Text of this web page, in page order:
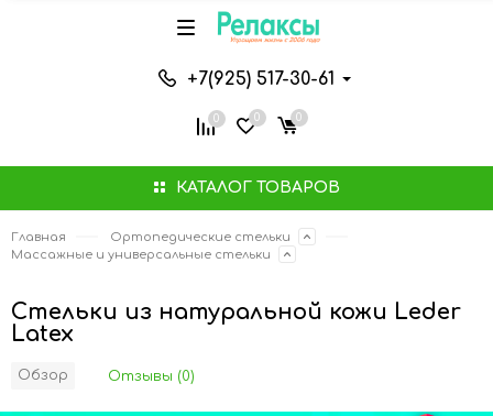
КАТАЛОГ ТОВАРОВ
+7(925) 517-30-61
0 0 0
Главная
Ортопедические cтельки
Массажные и универсальные стельки
Стельки из натуральной кожи Leder
Latex
Обзор Отзывы (0)